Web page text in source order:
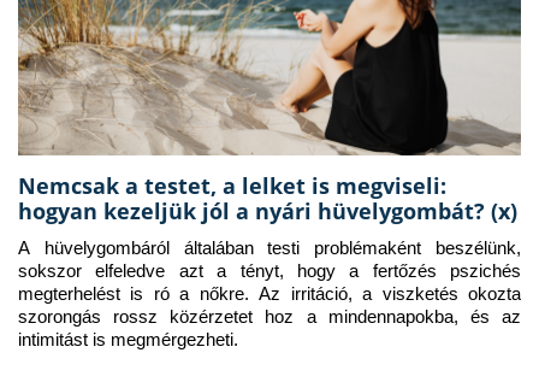
Nemcsak a testet, a lelket is megviseli:
hogyan kezeljük jól a nyári hüvelygombát? (x)
A hüvelygombáról általában testi problémaként beszélünk,
sokszor elfeledve azt a tényt, hogy a fertőzés pszichés
megterhelést is ró a nőkre. Az irritáció, a viszketés okozta
szorongás rossz közérzetet hoz a mindennapokba, és az
intimitást is megmérgezheti.